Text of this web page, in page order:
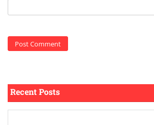
Recent Posts